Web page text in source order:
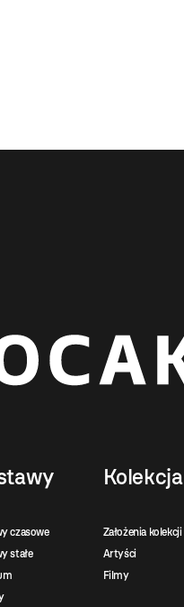
czasowe
stałe
Kolekcja
Założenia kolekcji
Artyści
Filmy